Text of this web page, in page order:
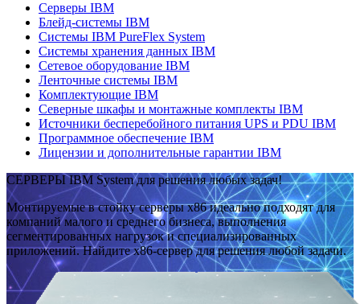
Серверы IBM
Блейд-системы IBM
Системы IBM PureFlex System
Системы хранения данных IBM
Сетевое оборудование IBM
Ленточные системы IBM
Комплектующие IBM
Северные шкафы и монтажные комплекты IBM
Источники бесперебойного питания UPS и PDU IBM
Программное обеспечение IBM
Лицензии и дополнительные гарантии IBM
СЕРВЕРЫ IBM System для решения любых задач!
Монтируемые в стойку серверы x86 идеально подходят для
компаний малого и среднего бизнеса, выполнения
сегментированных нагрузок и специализированных
приложений. Найдите x86-сервер для решения любой задачи.